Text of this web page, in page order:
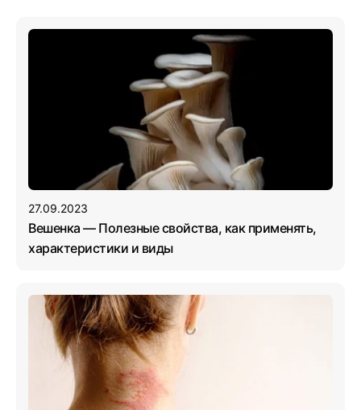
27.09.2023
Вешенка — Полезные свойства, как применять,
характеристики и виды